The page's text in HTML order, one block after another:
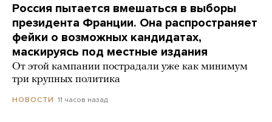
Россия пытается вмешаться в выборы
президента Франции. Она распространяет
фейки о возможных кандидатах,
маскируясь под местные издания
От этой кампании пострадали уже как минимум
три крупных политика
НОВОСТИ 11 часов назад